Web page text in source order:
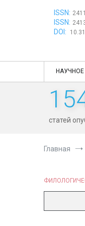
ISSN:
ISSN:
DOI:
статей
Главная